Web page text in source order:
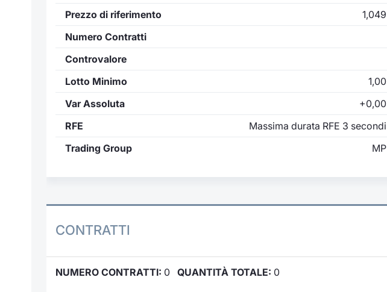
Prezzo di riferimento
1,049
Numero Contratti
Controvalore
Lotto Minimo
1,00
Var Assoluta
+0,00
RFE
Massima durata RFE 3 secondi
Trading Group
MP
CONTRATTI
NUMERO CONTRATTI: 0 QUANTITÀ TOTALE: 0